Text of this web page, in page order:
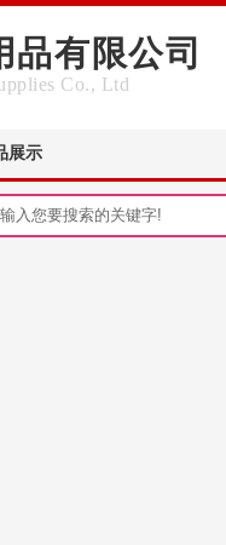
有限公司
Co., Ltd
展示